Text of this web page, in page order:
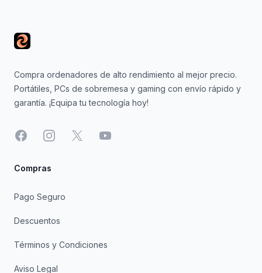
Compra ordenadores de alto rendimiento al mejor precio.
Portátiles, PCs de sobremesa y gaming con envío rápido y
garantía. ¡Equipa tu tecnología hoy!
FacebookInstagram
X YouTube
Compras
Pago Seguro
Descuentos
Términos y Condiciones
Aviso Legal